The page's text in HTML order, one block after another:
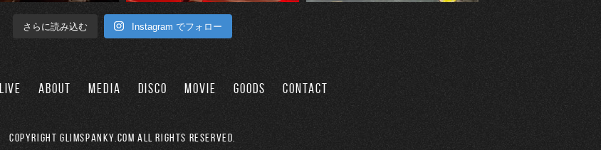
さらに読み込む Instagram でフォロー
LIVE ABOUT MEDIA DISCO MOVIE GOODS CONTACT
Copyright GLIMSPANKY.COM All Rights Reserved.